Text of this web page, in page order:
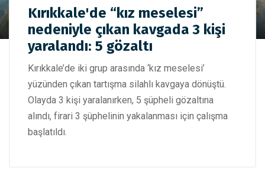
Anasayfa
YILDIZLAR TOUR
Kırıkkale'de “kız meselesi” nedeniyle çıkan kavgada 3 kişi
yaralandı: 5 gözaltı
Kırıkkale'de “kız meselesi”
nedeniyle çıkan kavgada 3 kişi
yaralandı: 5 gözaltı
Kırıkkale’de iki grup arasında ‘kız meselesi’
yüzünden çıkan tartışma silahlı kavgaya dönüştü.
Olayda 3 kişi yaralanırken, 5 şüpheli gözaltına
alındı, firari 3 şüphelinin yakalanması için çalışma
başlatıldı.